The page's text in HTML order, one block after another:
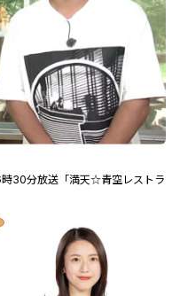
時30分放送「満天☆青空レストラ